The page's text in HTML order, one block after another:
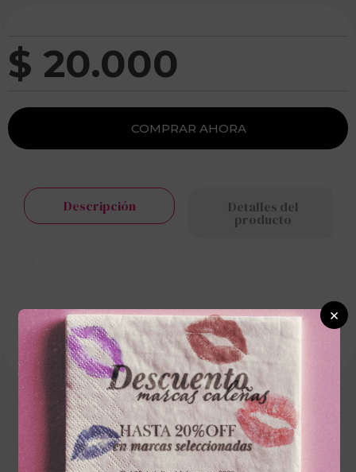
$ 20.000
Descripción Detalles del
producto
Cargando el resumen…
×